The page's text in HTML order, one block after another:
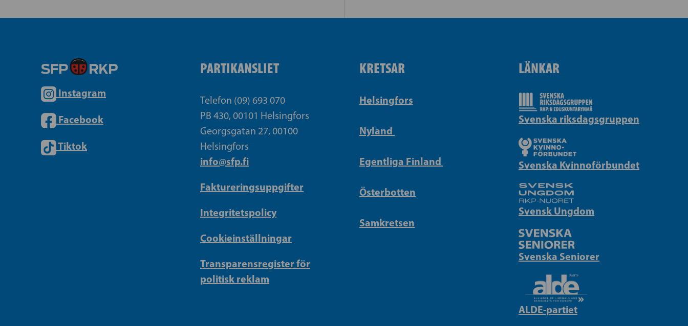
Instagram
Facebook
Tiktok
PARTIKANSLIET
Telefon (09) 693 070
PB 430, 00101 Helsingfors
Georgsgatan 27, 00100
Helsingfors
info@sfp.fi
Faktureringsuppgifter
Integritetspolicy
Cookieinställningar
Transparensregister för
politisk reklam
KRETSAR
Helsingfors
Nyland
Egentliga Finland
Österbotten
Samkretsen
LÄNKAR
Svenska riksdagsgruppen
Svenska Kvinnoförbundet
Svensk Ungdom
Svenska Seniorer
ALDE-partiet